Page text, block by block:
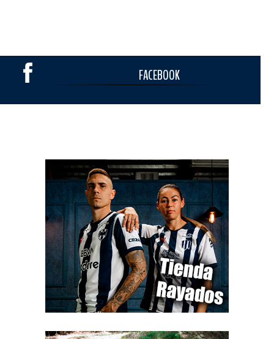
FACEBOOK